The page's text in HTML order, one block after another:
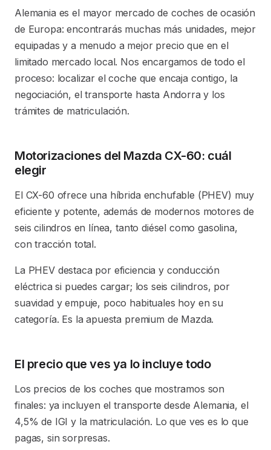
Alemania es el mayor mercado de coches de ocasión
de Europa: encontrarás muchas más unidades, mejor
equipadas y a menudo a mejor precio que en el
limitado mercado local. Nos encargamos de todo el
proceso: localizar el coche que encaja contigo, la
negociación, el transporte hasta Andorra y los
trámites de matriculación.
Motorizaciones del Mazda CX-60: cuál
elegir
El CX-60 ofrece una híbrida enchufable (PHEV) muy
eficiente y potente, además de modernos motores de
seis cilindros en línea, tanto diésel como gasolina,
con tracción total.
La PHEV destaca por eficiencia y conducción
eléctrica si puedes cargar; los seis cilindros, por
suavidad y empuje, poco habituales hoy en su
categoría. Es la apuesta premium de Mazda.
El precio que ves ya lo incluye todo
Los precios de los coches que mostramos son
finales: ya incluyen el transporte desde Alemania, el
4,5% de IGI y la matriculación. Lo que ves es lo que
pagas, sin sorpresas.